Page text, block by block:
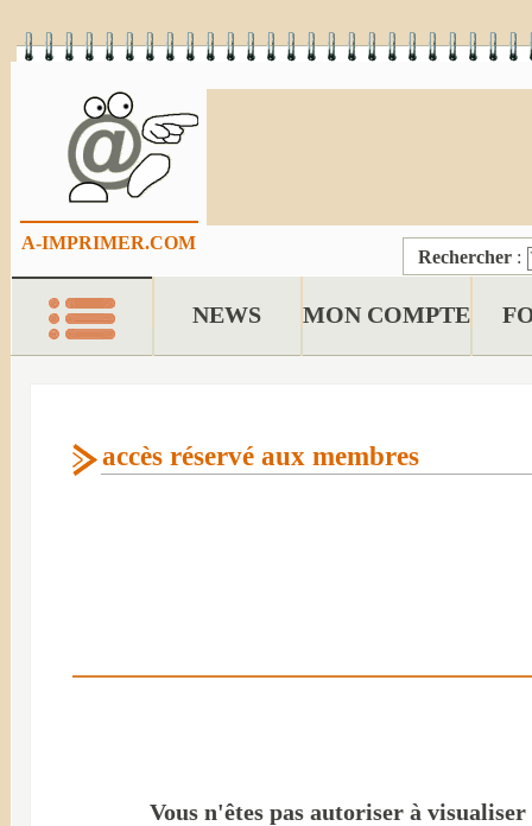
A-IMPRIMER.COM
Rechercher :
NEWS MON COMPTE
accès réservé aux membres
Vous n'êtes pas autoriser à